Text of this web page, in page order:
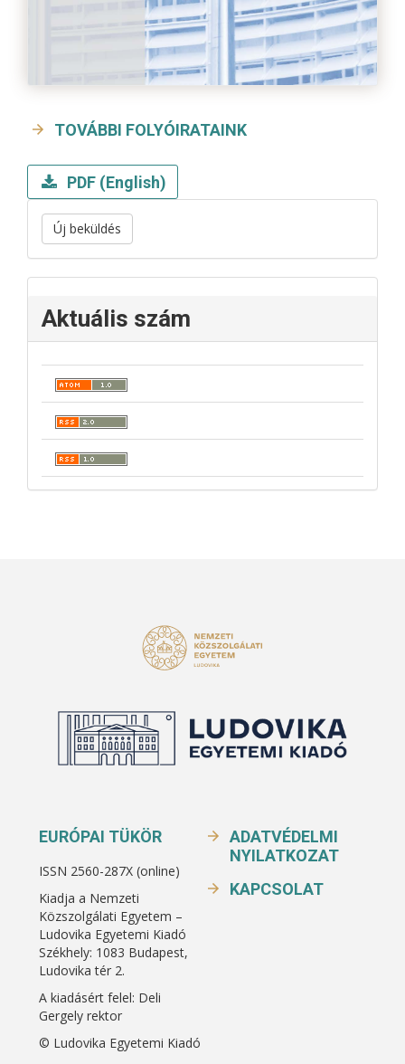
TOVÁBBI FOLYÓIRATAINK
PDF (English)
Új beküldés
Aktuális szám
EURÓPAI TÜKÖR
ISSN 2560-287X (online)
Kiadja a Nemzeti
Közszolgálati Egyetem –
Ludovika Egyetemi Kiadó
Székhely: 1083 Budapest,
Ludovika tér 2.
A kiadásért felel: Deli
Gergely rektor
© Ludovika Egyetemi Kiadó
ADATVÉDELMI
NYILATKOZAT
KAPCSOLAT